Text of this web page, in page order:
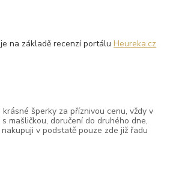
na základě recenzí portáluHeureka.cz
šperky za příznivou cenu, vždy v
mašličkou, doručení do druhého dne,
v podstatě pouze zde již řadu